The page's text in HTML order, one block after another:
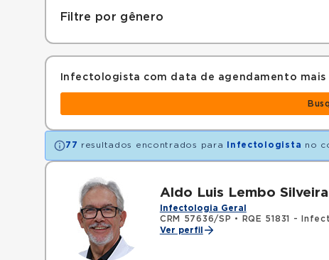
Filtre por gênero
Infectologista com data de agendamento mais
77 resultados encontrados para Infectologista no
Aldo Luis Lembo Silveira
Infectologia Geral
CRM 57636/SP •
RQE 51831 -
Ver perfil